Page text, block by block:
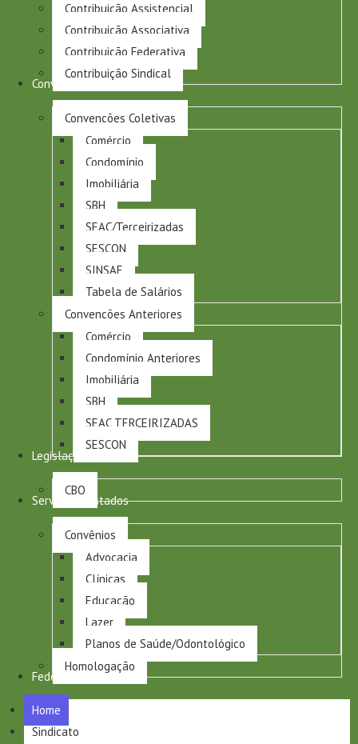
Contribuição Assistencial
Contribuição Associativa
Contribuição Federativa
Contribuição Sindical
Convenções Coletivas
Convenções Coletivas
Comércio
Condomínio
Imobiliária
SBH
SEAC/Terceirizadas
SESCON
SINSAE
Tabela de Salários
Convenções Anteriores
Comércio
Condomínio Anteriores
Imobiliária
SBH
SEAC TERCEIRIZADAS
SESCON
Legislação
CBO
Serviços Prestados
Convênios
Advocacia
Clínicas
Educação
Lazer
Planos de Saúde/Odontológico
Homologação
Federação
Home
Sindicato